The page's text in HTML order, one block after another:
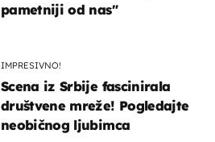
pametniji od nas"
IMPRESIVNO!
Scena iz Srbije fascinirala
društvene mreže! Pogledajte
neobičnog ljubimca